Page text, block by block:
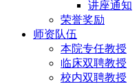
讲座通知
荣誉奖励
师资队伍
本院专任教授
临床双聘教授
校内双聘教授